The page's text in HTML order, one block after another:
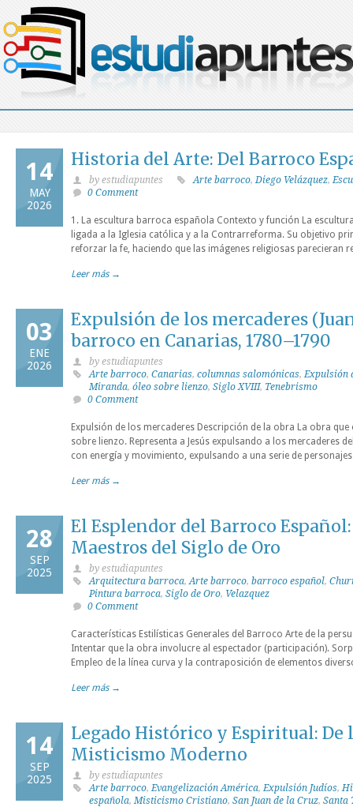
14
MAY
2026
Historia del Arte: Del Barroco
by estudiapuntes Arte barroco,Diego Velázquez,
0 Comment
1. La escultura barroca española Contexto y función La
ligada a la Iglesia católica y a la Contrarreforma. Su objetivo
reforzar la fe, haciendo que las imágenes religiosas parecieran
Leer más →
03
ENE
2026
Expulsión de los mercaderes
barroco en Canarias, 1780–1790
by estudiapuntes
Arte barroco, Canarias, columnas salomónicas,Expulsión
Miranda, óleo sobre lienzo, Siglo XVIII, Tenebrismo
0 Comment
Expulsión de los mercaderes Descripción de la obra La obra
sobre lienzo. Representa a Jesús expulsando a los mercaderes
con energía y movimiento, expulsando a una serie de
Leer más →
28
SEP
2025
El Esplendor del Barroco
Maestros del Siglo de Oro
by estudiapuntes
Arquitectura barroca,Arte barroco, barroco español,
Pintura barroca, Siglo de Oro, Velazquez
0 Comment
Características Estilísticas Generales del Barroco Arte de la
Intentar que la obra involucre al espectador (participación).
Empleo de la línea curva y la contraposición de elementos
Leer más →
14
SEP
2025
Legado Histórico y Espiritual:
Misticismo Moderno
by estudiapuntes
Arte barroco,Evangelización América,Expulsión Judíos,
española,Misticismo Cristiano, San Juan de la Cruz, Santa